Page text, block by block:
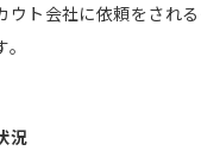
ウト会社に依頼をされ
況